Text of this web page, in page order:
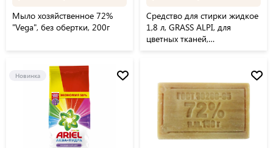
Мыло хозяйственное 72%
"Vega", без обертки, 200г
Средство для стирки жидкое
1,8 л, GRASS ALPI, для
цветных тканей,
Новинка